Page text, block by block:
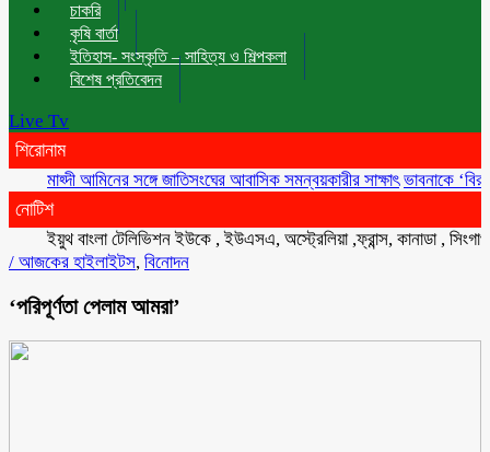
চাকরি
কৃষি বার্তা
ইতিহাস- সংস্কৃতি – সাহিত্য ও শিল্পকলা
বিশেষ প্রতিবেদন
Live Tv
শিরোনাম
মাহ্দী আমিনের সঙ্গে জাতিসংঘের আবাসিক সমন্বয়কারীর সাক্ষাৎ ভাবনাকে ‘বিরল
নোটিশ
ইয়ুথ বাংলা টেলিভিশন ইউকে , ইউএসএ, অস্ট্রেলিয়া ,ফ্রান্স, কানাডা , সিংগাপুর ,
/ আজকের হাইলাইটস, বিনোদন
‘পরিপূর্ণতা পেলাম আমরা’